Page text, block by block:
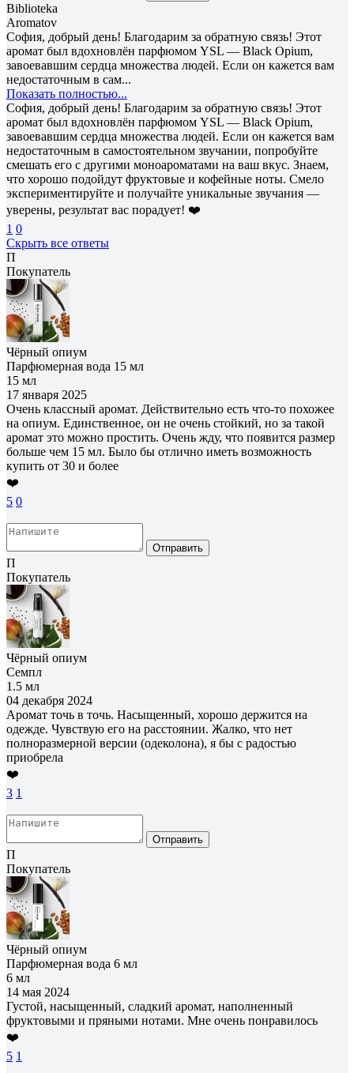
Biblioteka
Aromatov
София, добрый день! Благодарим за обратную связь! Этот
аромат был вдохновлён парфюмом YSL — Black Opium,
завоевавшим сердца множества людей. Если он кажется вам
недостаточным в сам...
Показать полностью...
София, добрый день! Благодарим за обратную связь! Этот
аромат был вдохновлён парфюмом YSL — Black Opium,
завоевавшим сердца множества людей. Если он кажется вам
недостаточным в самостоятельном звучании, попробуйте
смешать его с другими моноароматами на ваш вкус. Знаем,
что хорошо подойдут фруктовые и кофейные ноты. Смело
экспериментируйте и получайте уникальные звучания —
уверены, результат вас порадует! ❤️
1 0
Скрыть все ответы
П
Покупатель
Чёрный опиум
Парфюмерная вода 15 мл
15 мл
17 января 2025
Очень классный аромат. Действительно есть что-то похожее
на опиум. Единственное, он не очень стойкий, но за такой
аромат это можно простить. Очень жду, что появится размер
больше чем 15 мл. Было бы отлично иметь возможность
купить от 30 и более
❤️
5 0
Отправить
П
Покупатель
Чёрный опиум
Семпл
1.5 мл
04 декабря 2024
Аромат точь в точь. Насыщенный, хорошо держится на
одежде. Чувствую его на расстоянии. Жалко, что нет
полноразмерной версии (одеколона), я бы с радостью
приобрела
❤️
3 1
Отправить
П
Покупатель
Чёрный опиум
Парфюмерная вода 6 мл
6 мл
14 мая 2024
Густой, насыщенный, сладкий аромат, наполненный
фруктовыми и пряными нотами. Мне очень понравилось
❤️
5 1